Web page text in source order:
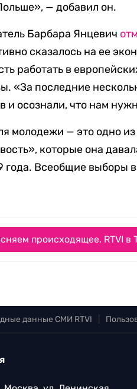
— добавил он.
Барбара Янцевич
сказалось на ее
работать в
«За последние
и осознали, что нам
молодежи — это одно
которые она
года. Всеобщие выборы
происходящее. RTVI в
данные СМИ RTVI